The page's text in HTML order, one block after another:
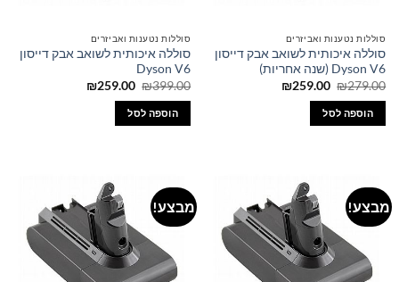
סוללות נטענות ואביזרים
סוללה איכותית לשואב אבק דייסון
Dyson V6 (שנה אחריות)
₪279.00
המחיר
היה:
₪279.00.
₪259.00
המחיר
הוספה לסל
סוללות נטענות ואביזרים
סוללה איכותית לשואב אבק דייסון
Dyson V6
₪399.00
המחיר
היה:
₪399.00.
₪259.00
המחיר
הוספה לסל
מבצע! מבצע!